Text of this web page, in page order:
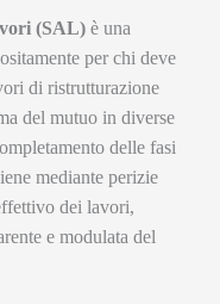
(SAL) è una
per chi deve
di ristrutturazione
del mutuo in diverse
delle fasi
mediante perizie
dei lavori,
e modulata del